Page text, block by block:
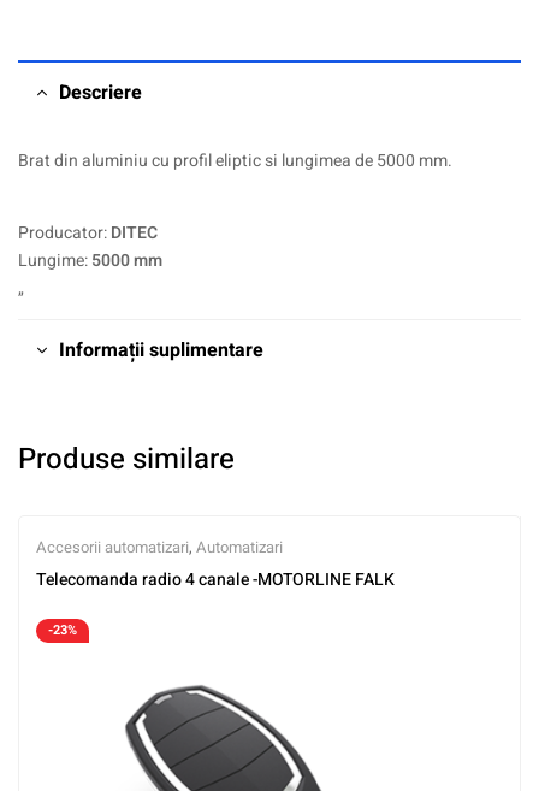
Descriere
Brat din aluminiu cu profil eliptic si lungimea de 5000 mm.
Producator:DITEC
Lungime:5000 mm
„
Informații suplimentare
Produse similare
Accesorii automatizari, Automatizari
Telecomanda radio 4 canale -MOTORLINE FALK
-23%